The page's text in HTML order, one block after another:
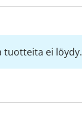
tuotteita ei löydy.